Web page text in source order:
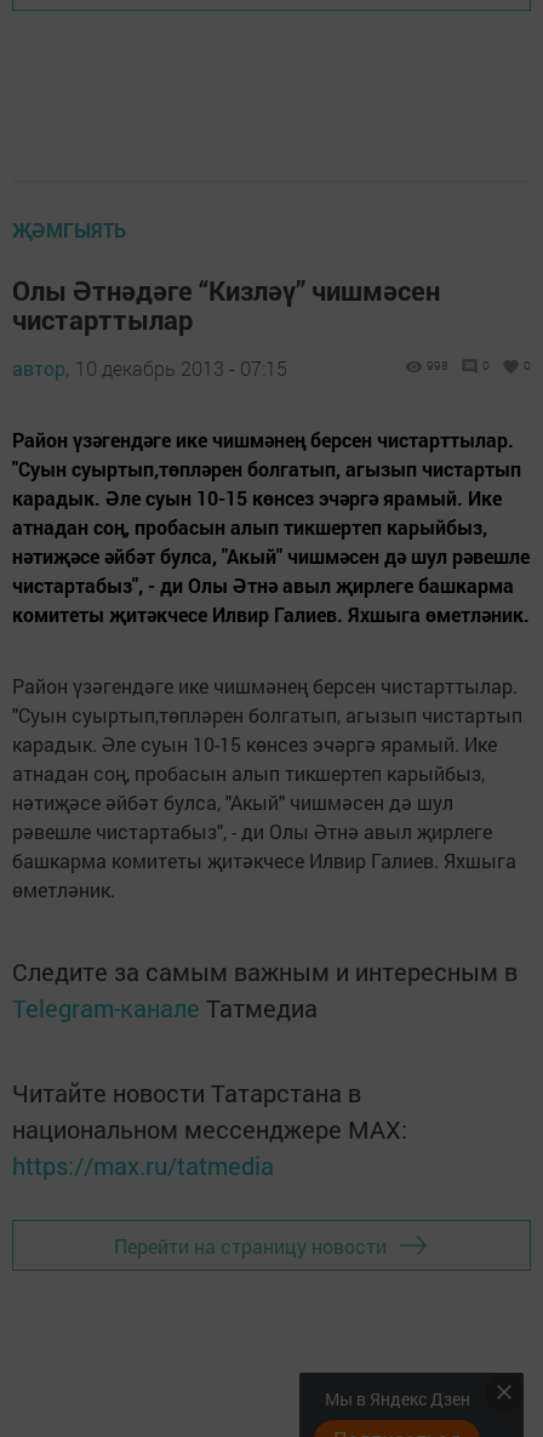
ҖӘМГЫЯТЬ
Олы Әтнәдәге “Кизләү” чишмәсен
чистарттылар
автор, 10 декабрь 2013 - 07:15 998 0 0
Район үзәгендәге ике чишмәнең берсен чистарттылар.
"Суын суыртып,төпләрен болгатып, агызып чистартып
карадык. Әле суын 10-15 көнсез эчәргә ярамый. Ике
атнадан соң, пробасын алып тикшертеп карыйбыз,
нәтиҗәсе әйбәт булса, "Акый" чишмәсен дә шул рәвешле
чистартабыз", - ди Олы Әтнә авыл җирлеге башкарма
комитеты җитәкчесе Илвир Галиев. Яхшыга өметләник.
Район үзәгендәге ике чишмәнең берсен чистарттылар.
"Суын суыртып,төпләрен болгатып, агызып чистартып
карадык. Әле суын 10-15 көнсез эчәргә ярамый. Ике
атнадан соң, пробасын алып тикшертеп карыйбыз,
нәтиҗәсе әйбәт булса, "Акый" чишмәсен дә шул
рәвешле чистартабыз", - ди Олы Әтнә авыл җирлеге
башкарма комитеты җитәкчесе Илвир Галиев. Яхшыга
өметләник.
Следите за самым важным и интересным в
Telegram-канале Татмедиа
Читайте новости Татарстана в
национальном мессенджере MАХ:
https://max.ru/tatmedia
Перейти на страницу новости
Мы в Яндекс Дзен